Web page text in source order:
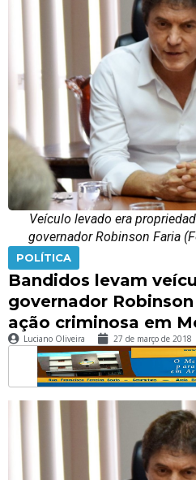
Veículo levado era
governador Robinson Faria
POLÍTICA
Bandidos levam
governador
ação criminosa em
Luciano Oliveira 27 de março de 2018